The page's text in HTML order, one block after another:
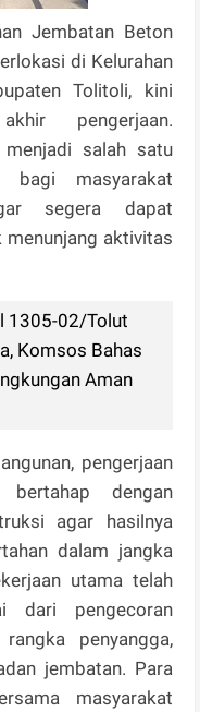
Jembatan Beton
di Kelurahan
Tolitoli, kini
pengerjaan.
menjadi salah satu
bagi masyarakat
segera dapat
aktivitas
1305-02/Tolut
Komsos Bahas
Aman
pengerjaan
dengan
agar hasilnya
dalam jangka
utama telah
dari pengecoran
penyangga,
jembatan. Para
masyarakat